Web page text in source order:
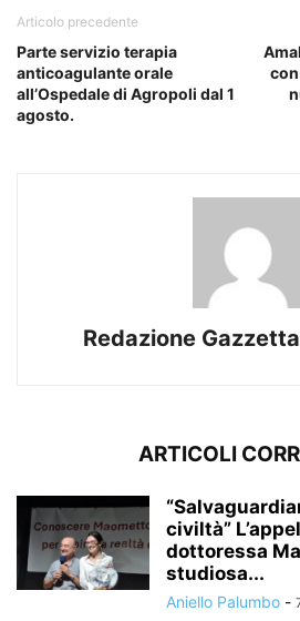
Articolo precedente
Parte servizio terapia
anticoagulante orale
all’Ospedale di Agropoli dal 1
agosto.
con
Redazione
ARTICOLI
civiltà”
dottoressa
studiosa...
Aniello Palumbo -